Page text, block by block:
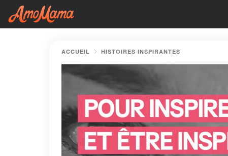
ACCUEIL HISTOIRES INSPIRANTES